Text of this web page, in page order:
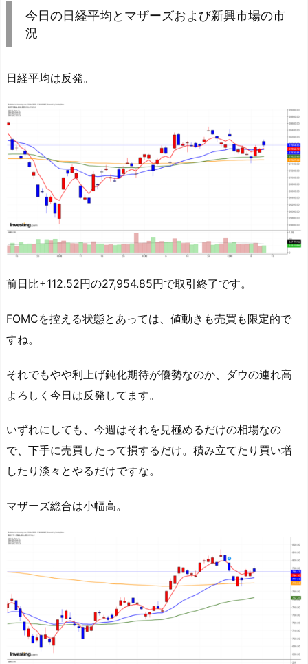
今日の日経平均とマザーズおよび新興市場の市
況
日経平均は反発。
前日比+112.52円の27,954.85円で取引終了です。
FOMCを控える状態とあっては、値動きも売買も限定的で
すね。
それでもやや利上げ鈍化期待が優勢なのか、ダウの連れ高
よろしく今日は反発してます。
いずれにしても、今週はそれを見極めるだけの相場なの
で、下手に売買したって損するだけ。積み立てたり買い増
したり淡々とやるだけですな。
マザーズ総合は小幅高。